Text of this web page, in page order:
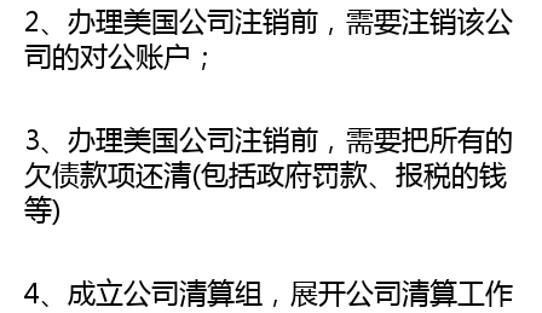
2、办理美国公司注销前，需要注销该公
司的对公账户；
3、办理美国公司注销前，需要把所有的
欠债款项还清(包括政府罚款、报税的钱
等)
4、成立公司清算组，展开公司清算工作